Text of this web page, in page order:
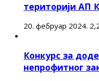
територији АП
20. фебруар 2024.
Конкурс за
непрофитног